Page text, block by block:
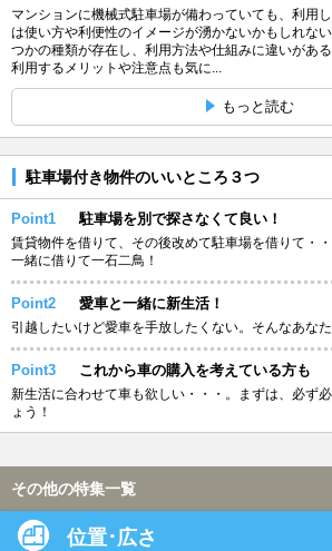
マンションに機械式駐車場が備わっていても、利用
は使い方や利便性のイメージが湧かないかもしれな
つかの種類が存在し、利用方法や仕組みに違いがあ
利用するメリットや注意点も気に...
もっと読む
駐車場付き物件のいいところ３つ
Point1 駐車場を別で探さなくて良い！
賃貸物件を借りて、その後改めて駐車場を借りて・
一緒に借りて一石二鳥！
Point2 愛車と一緒に新生活！
引越したいけど愛車を手放したくない。そんなあなた
Point3 これから車の購入を考えている方も
新生活に合わせて車も欲しい・・・。まずは、必ず
ょう！
その他の特集一覧
位置･広さ